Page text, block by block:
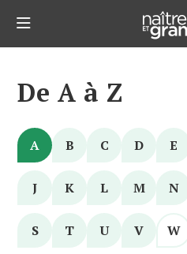
De A à Z
A B C D E
J K L M N
S T U V W